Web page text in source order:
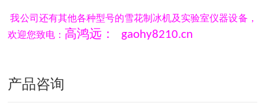
我公司还有其他各种型号的雪花制冰机及实验室仪器设备，
欢迎您致电： 高鸿远： gaohy8210.cn
产品咨询